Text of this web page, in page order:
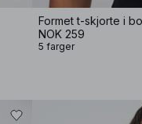
Formet t-skjorte i
NOK 259
5 farger